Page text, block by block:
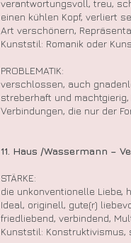
verantwortungsvoll, treu,
einen kühlen Kopf, verliert
Art verschönern,
Kunststil: Romanik oder
PROBLEMATIK:
verschlossen, auch
streberhaft und
Verbindungen, die nur der
11. Haus /Wassermann
STÄRKE:
die unkonventionelle Liebe,
Ideal, originell, gute(r)
friedliebend, verbindend,
Kunststil: Konstruktivismus,